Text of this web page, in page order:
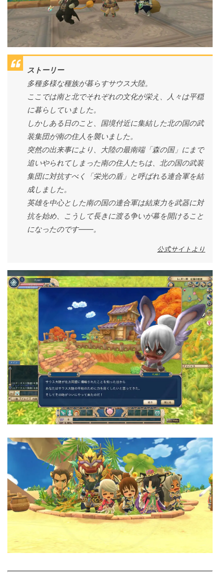
ストーリー
多種多様な種族が暮らすサウス大陸。
ここでは南と北でそれぞれの文化が栄え、人々は平穏
に暮らしていました。
しかしある日のこと、国境付近に集結した北の国の武
装集団が南の住人を襲いました。
突然の出来事により、大陸の最南端「森の国」にまで
追いやられてしまった南の住人たちは、北の国の武装
集団に対抗すべく「栄光の盾」と呼ばれる連合軍を結
成しました。
英雄を中心とした南の国の連合軍は結束力を武器に対
抗を始め、こうして長きに渡る争いが幕を開けること
になったのです――。
公式サイトより